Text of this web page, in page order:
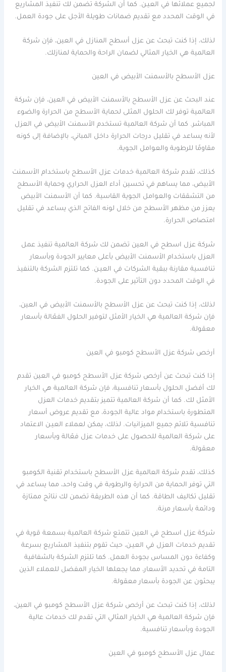
لجميع عملائها في العيـن. كما أن الشركة تضمن لك تنفيذ المشاريع
في الوقت المحدد مع تقديم ضمانات طويلة الأجل على جودة العمل.
لذلك، إذا كنت تبحث عن عزل أسطح المنازل في العين، فإن شركة
العالمية هي الخيار المثالي لضمان الراحة والحماية لمنازلك.
عزل الأسطح بالأسمنت الأبيض في العين
عند البحث عن عزل الأسطح بالأسمنت الأبيض في العين، فإن شركة
العالمية توفر لك الحلول المثلى لحماية الأسطح من الحرارة والضوء
المباشر. كما أن شركة العالمية تستخدم الأسمنت الأبيض في العزل
لأنه يساعد في تقليل درجات الحرارة داخل المباني، بالإضافة إلى كونه
مقاومًا للرطوبة والعوامل الجوية.
كذلك، تقدم شركة العالمية خدمات عزل الأسطح باستخدام الأسمنت
الأبيض، مما يساهم في تحسين أداء العزل الحراري وحماية الأسطح
من التشققات والعوامل الجوية القاسية. كما أن الأسمنت الأبيض
يعزز من مظهر الأسطح من خلال لونه الفاتح الذي يساعد في تقليل
امتصاص الحرارة.
شركة عزل اسطح في العين تضمن لك شركة العالمية تنفيذ عمل
العزل باستخدام الأسمنت الأبيض بأعلى معايير الجودة وبأسعار
تنافسية مقارنة ببقية الشركات في العيـن. كما تلتزم الشركة بالتنفيذ
في الوقت المحدد دون التأثير على الجودة.
لذلك، إذا كنت تبحث عن عزل الأسطح بالأسمنت الأبيض في العين،
فإن شركة العالمية هي الخيار الأمثل لتوفير الحلول الفعّالة بأسعار
معقولة.
أرخص شركة عزل الأسطح كومبو في العين
إذا كنت تبحث عن أرخص شركة عزل الأسطح كومبو في العين تقدم
لك أفضل الحلول بأسعار تنافسية، فإن شركة العالمية هي الخيار
الأمثل لك. كما أن شركة العالمية تتميز بتقديم خدمات العزل
المتطورة باستخدام مواد عالية الجودة، مع تقديم عروض أسعار
تنافسية تلائم جميع الميزانيات. لذلك، يمكن لعملاء العيـن الاعتماد
على شركة العالمية للحصول على خدمات عزل فعّالة وبأسعار
معقولة.
كذلك، تقدم شركة العالمية عزل الأسطح باستخدام تقنية الكومبو
التي توفر الحماية من الحرارة والرطوبة في وقت واحد، مما يساعد في
تقليل تكاليف الطاقة. كما أن هذه الطريقة تضمن لك نتائج ممتازة
ودائمة بأسعار مرنة.
شركة عزل اسطح في العين تتمتع شركة العالمية بسمعة قوية في
تقديم خدمات العزل في العيـن، حيث تقوم بتنفيذ المشاريع بسرعة
وكفاءة دون المساس بجودة العمل. كما تلتزم الشركة بالشفافية
التامة في تحديد الأسعار، مما يجعلها الخيار المفضل للعملاء الذين
يبحثون عن الجودة بأسعار معقولة.
لذلك، إذا كنت تبحث عن أرخص شركة عزل الأسطح كومبو في العين،
فإن شركة العالمية هي الخيار المثالي التي تقدم لك خدمات عالية
الجودة وبأسعار تنافسية.
عمال عزل الأسطح كومبو في العين